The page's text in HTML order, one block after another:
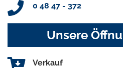
0 48 47 - 372
Unsere
Verkauf